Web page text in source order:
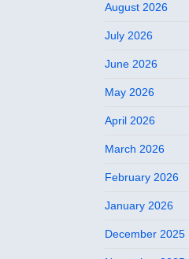
August 2026
July 2026
June 2026
May 2026
April 2026
March 2026
February 2026
January 2026
December 2025